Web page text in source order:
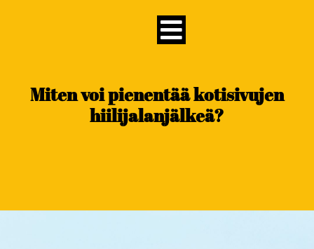
Miten voi pienentää kotisivujen
hiilijalanjälkeä?